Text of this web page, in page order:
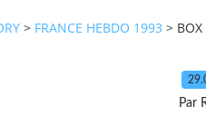
> FRANCE HEBDO 1993 >
Par